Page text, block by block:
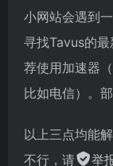
小网站会遇到
寻找Tavus的
荐使用加速器
比如电信）。
以上三点均能
不行，请
举